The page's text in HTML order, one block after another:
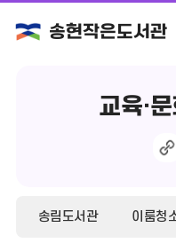
송현작은도서관
교육·
송림도서관 이룸청